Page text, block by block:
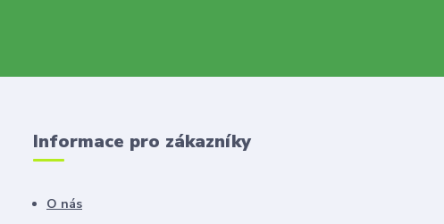
Informace pro zákazníky
O nás